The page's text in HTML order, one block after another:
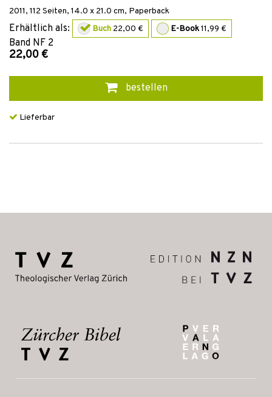
2011, 112 Seiten, 14.0 x 21.0 cm, Paperback
Erhältlich als: Buch 22,00 € E-Book11,99 €
Band NF 2
22,00 €
bestellen
Lieferbar